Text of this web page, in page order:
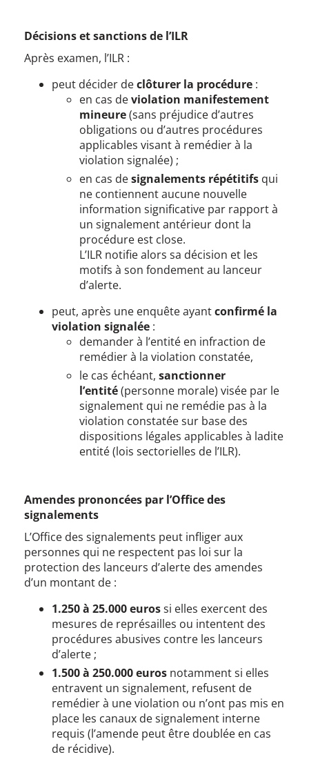
Décisions et sanctions de l’ILR
Après examen, l’ILR :
peut décider declôturer la procédure :
en cas deviolation manifestement
mineure(sans préjudice d’autres
obligations ou d’autres procédures
applicables visant à remédier à la
violation signalée) ;
en cas designalements répétitifs qui
ne contiennent aucune nouvelle
information significative par rapport à
un signalement antérieur dont la
procédure est close.
L’ILR notifie alors sa décision et les
motifs à son fondement au lanceur
d’alerte.
peut, après une enquête ayantconfirmé la
violation signalée :
demander à l’entité en infraction de
remédier à la violation constatée,
le cas échéant, sanctionner
l’entité(personne morale) visée par le
signalement qui ne remédie pas à la
violation constatée sur base des
dispositions légales applicables à ladite
entité (lois sectorielles de l’ILR).
Amendes prononcées par l’Office des
signalements
L’Office des signalements peut infliger aux
personnes qui ne respectent pas loi sur la
protection des lanceurs d’alerte des amendes
d’un montant de :
1.250 à 25.000 eurossi elles exercent des
mesures de représailles ou intentent des
procédures abusives contre les lanceurs
d’alerte ;
1.500 à 250.000 euros notamment si elles
entravent un signalement, refusent de
remédier à une violation ou n’ont pas mis en
place les canaux de signalement interne
requis (l’amende peut être doublée en cas
de récidive).